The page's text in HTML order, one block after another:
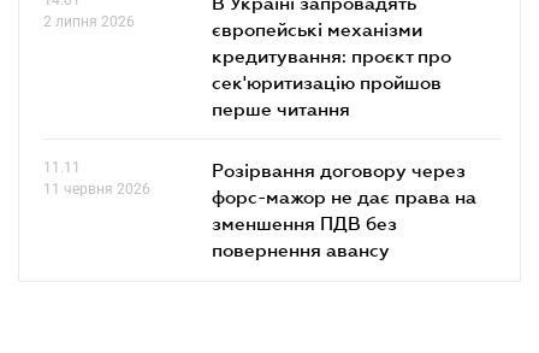
2 липня 2026
європейські механізми
кредитування: проєкт про
сек'юритизацію пройшов
перше читання
11.11
11 червня 2026
Розірвання договору через
форс-мажор не дає права на
зменшення ПДВ без
повернення авансу